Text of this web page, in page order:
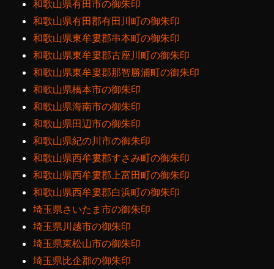
和歌山県有田市の御朱印
和歌山県有田郡有田川町の御朱印
和歌山県東牟婁郡串本町の御朱印
和歌山県東牟婁郡古座川町の御朱印
和歌山県東牟婁郡那智勝浦町の御朱印
和歌山県橋本市の御朱印
和歌山県海南市の御朱印
和歌山県田辺市の御朱印
和歌山県紀の川市の御朱印
和歌山県西牟婁郡すさみ町の御朱印
和歌山県西牟婁郡上富田町の御朱印
和歌山県西牟婁郡白浜町の御朱印
埼玉県さいたま市の御朱印
埼玉県川越市の御朱印
埼玉県東松山市の御朱印
埼玉県比企郡の御朱印